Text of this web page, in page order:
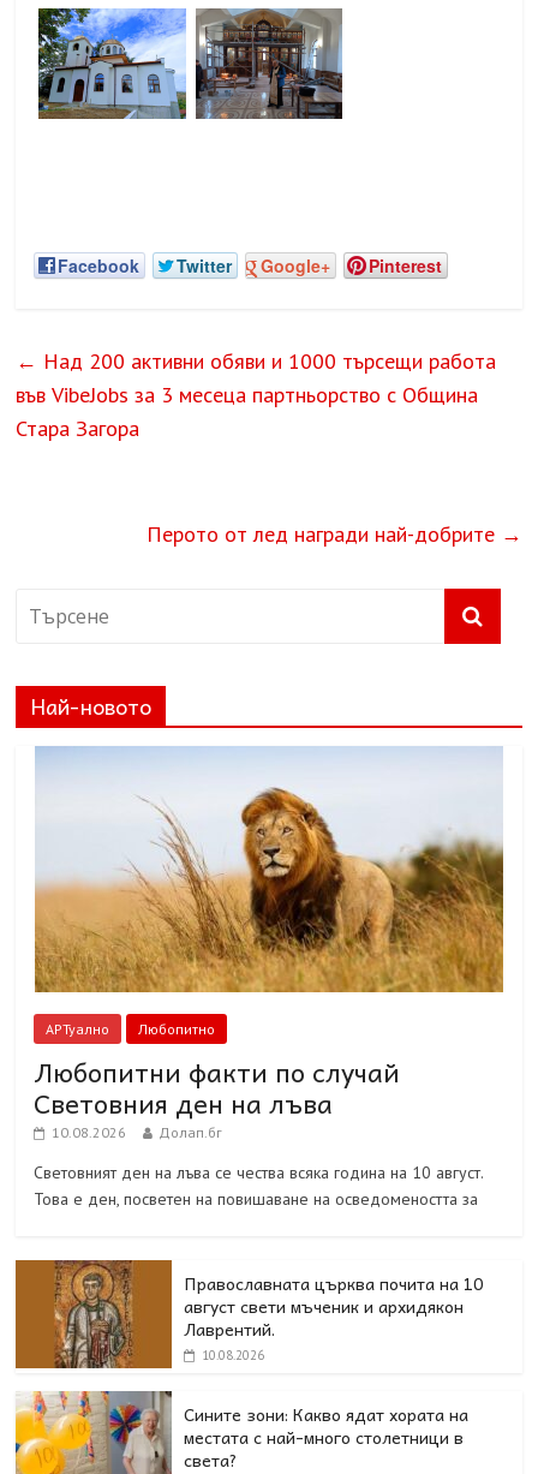
Facebook Twitter Google+ Pinterest
← Над 200 активни обяви и 1000 търсещи работа
във VibeJobs за 3 месеца партньорство с Община
Стара Загора
Перото от лед награди най-добрите →
Най-новото
АРТуално Любопитно
Любопитни факти по случай
Световния ден на лъва
10.08.2026 Долап.бг
Световният ден на лъва се чества всяка година на 10 август.
Това е ден, посветен на повишаване на осведомеността за
Православната църква почита на 10
август свети мъченик и архидякон
Лаврентий.
10.08.2026
Сините зони: Какво ядат хората на
местата с най-много столетници в
света?